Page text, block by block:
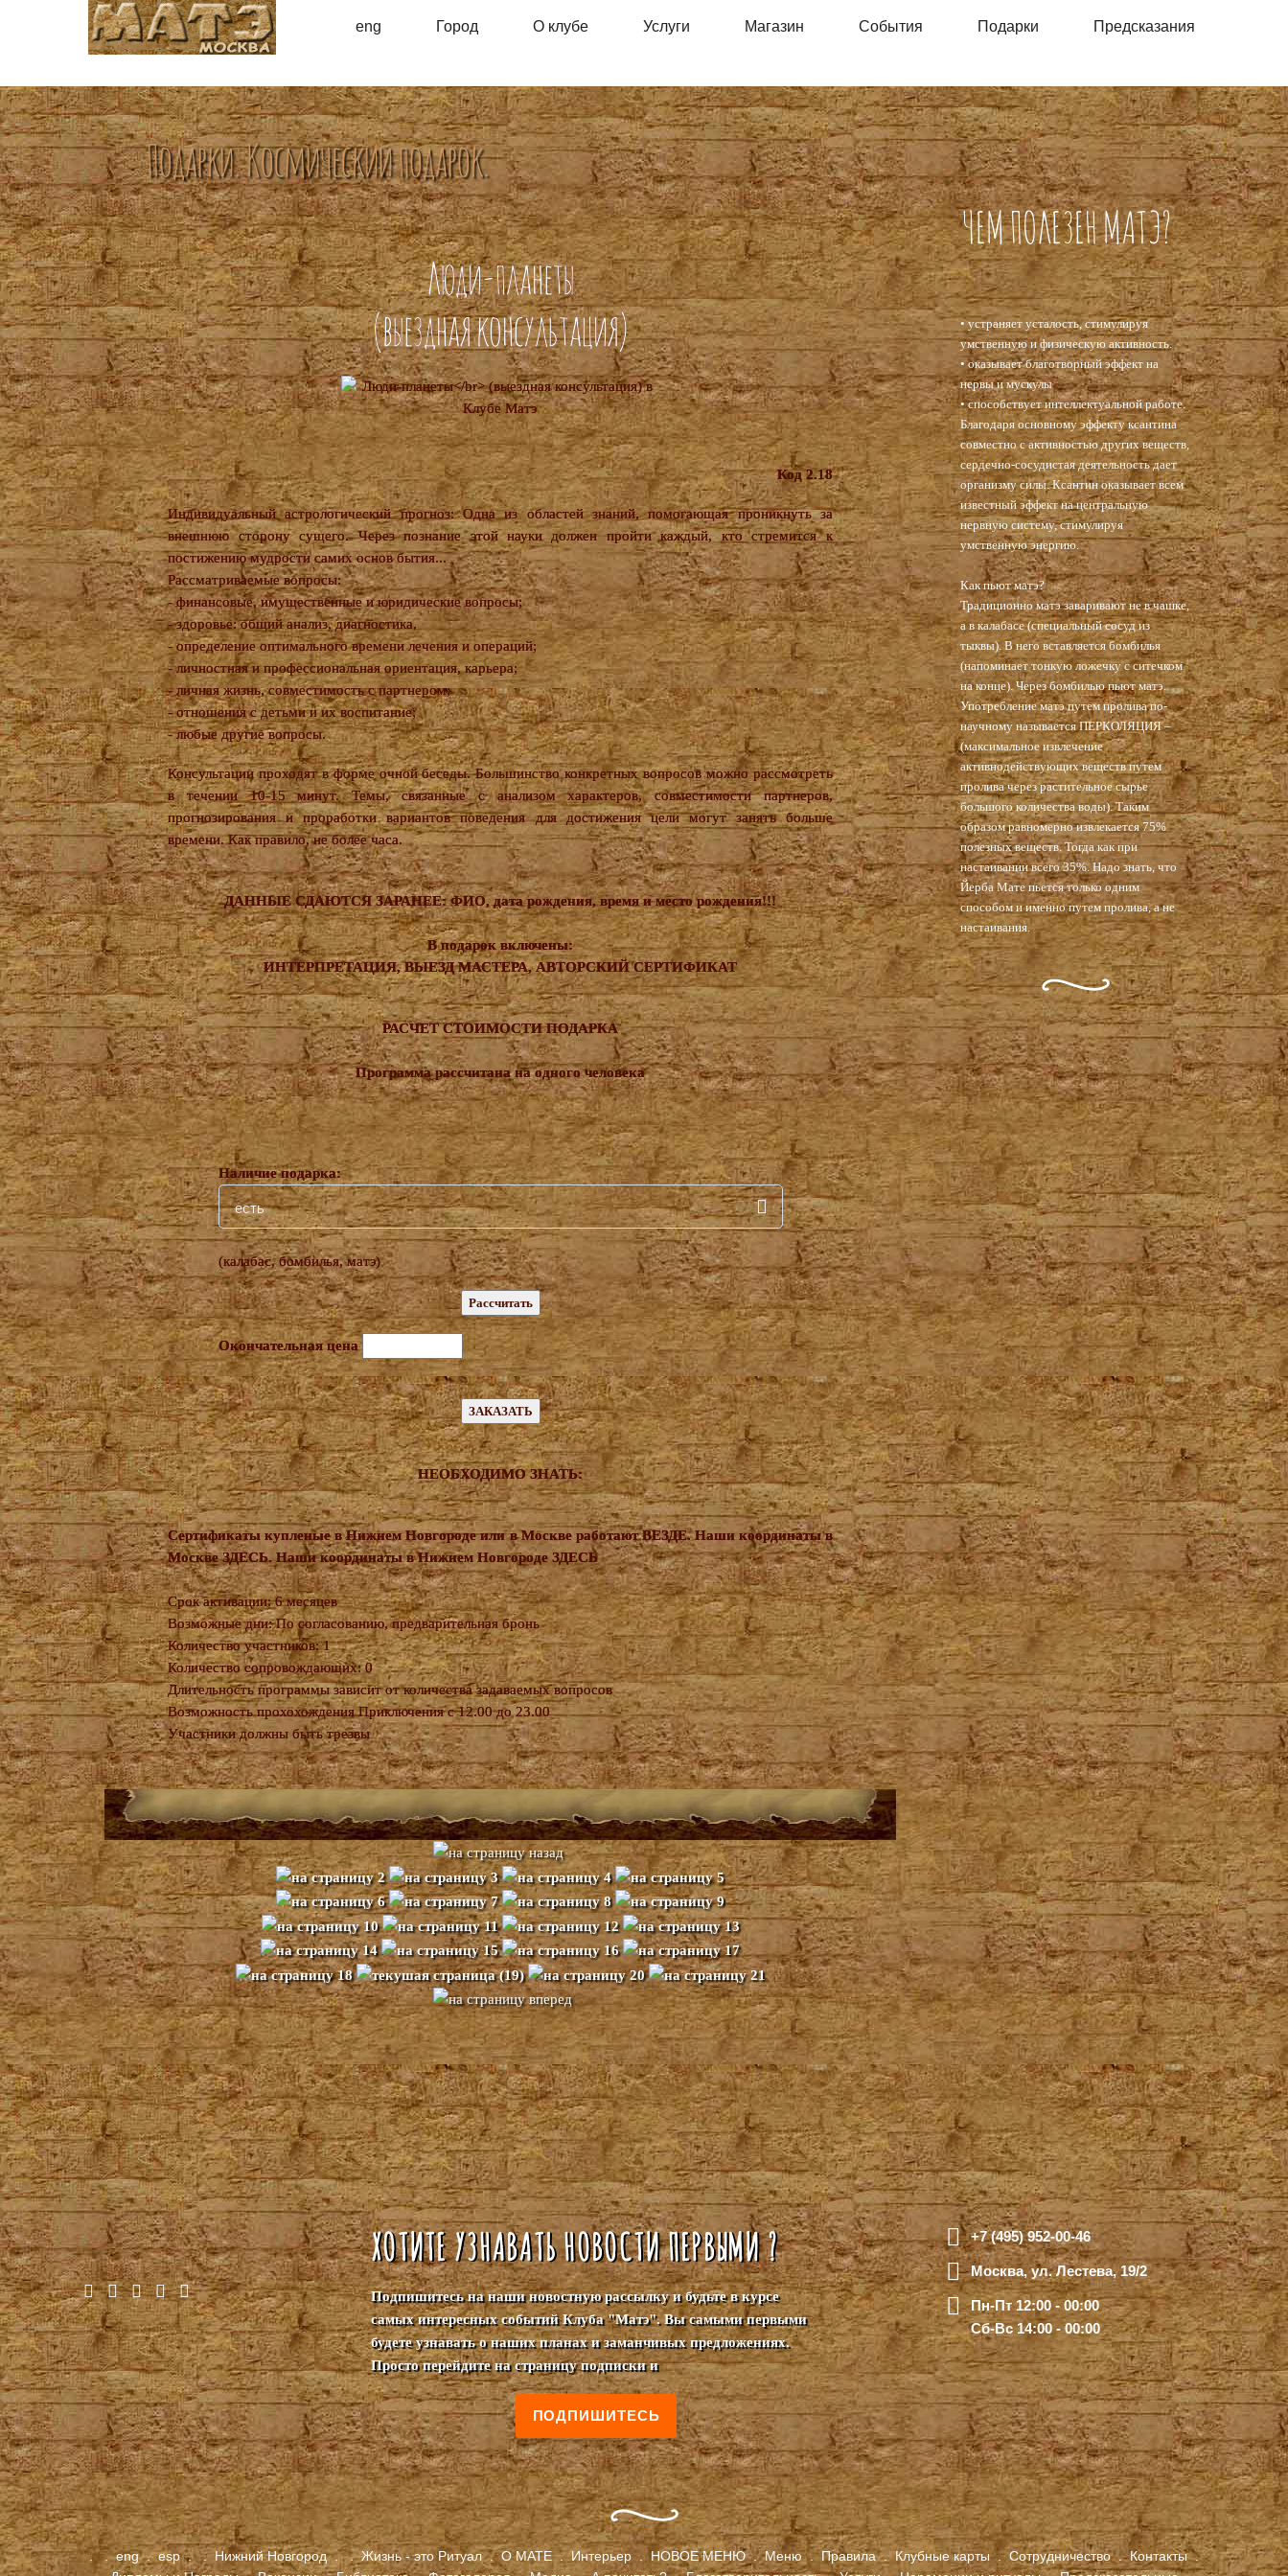
eng Город О клубе Услуги Магазин События Подарки Предсказания
Подарки. Космический подарок.
Люди-планеты
(выездная консультация)
Код 2.18
Индивидуальный астрологический прогноз: Одна из областей знаний, помогающая проникнуть за
внешнюю сторону сущего. Через познание этой науки должен пройти каждый, кто стремится к
постижению мудрости самих основ бытия...
Рассматриваемые вопросы:
- финансовые, имущественные и юридические вопросы;
- здоровье: общий анализ, диагностика,
- определение оптимального времени лечения и операций;
- личностная и профессиональная ориентация, карьера;
- личная жизнь, совместимость с партнером;
- отношения с детьми и их воспитание;
- любые другие вопросы.
Консультации проходят в форме очной беседы. Большинство конкретных вопросов можно рассмотреть
в течении 10-15 минут. Темы, связанные с анализом характеров, совместимости партнеров,
прогнозирования и проработки вариантов поведения для достижения цели могут занять больше
времени. Как правило, не более часа.
ДАННЫЕ СДАЮТСЯ ЗАРАНЕЕ: ФИО, дата рождения, время и место рождения!!!
В подарок включены:
ИНТЕРПРЕТАЦИЯ, ВЫЕЗД МАСТЕРА, АВТОРСКИЙ СЕРТИФИКАТ
РАСЧЕТ СТОИМОСТИ ПОДАРКА
Программа рассчитана на одного человека
Наличие подарка:
есть
(калабас, бомбилья, матэ)
Окончательная цена
НЕОБХОДИМО ЗНАТЬ:
Сертификаты купленые в Нижнем Новгороде или в Москве работают ВЕЗДЕ. Наши координаты в
МосквеЗДЕСЬ. Наши координаты в Нижнем НовгородеЗДЕСЬ
Срок активации: 6 месяцев
Возможные дни: По согласованию, предварительная бронь
Количество участников: 1
Количество сопровождающих: 0
Длительность программы зависит от количества задаваемых вопросов
Возможность прохохождения Приключения с 12.00 до 23.00
Участники должны быть трезвы
ЧЕМ ПОЛЕЗЕН МАТЭ?
• устраняет усталость, стимулируя
умственную и физическую активность.
• оказывает благотворный эффект на
нервы и мускулы
• способствует интеллектуальной работе.
Благодаря основному эффекту ксантина
совместно с активностью других веществ,
сердечно-сосудистая деятельность дает
организму силы. Ксантин оказывает всем
известный эффект на центральную
нервную систему, стимулируя
умственную энергию.
Как пьют матэ?
Традиционно матэ заваривают не в чашке,
а в калабасе (специальный сосуд из
тыквы). В него вставляется бомбилья
(напоминает тонкую ложечку с ситечком
на конце). Через бомбилью пьют матэ.
Употребление матэ путем пролива по-
научному называется ПЕРКОЛЯЦИЯ –
(максимальное извлечение
активнодействующих веществ путем
пролива через растительное сырье
большого количества воды). Таким
образом равномерно извлекается 75%
полезных веществ. Тогда как при
настаивании всего 35%. Надо знать, что
Йерба Мате пьется только одним
способом и именно путем пролива, а не
настаивания.
ХОТИТЕ УЗНАВАТЬ НОВОСТИ ПЕРВЫМИ ?
Подпишитесь на наши новостную рассылку и будьте в курсе
самых интересных событий Клуба "Матэ". Вы самыми первыми
будете узнавать о наших планах и заманчивых предложениях.
Просто перейдите на страницу подписки и
ПОДПИШИТЕСЬ
+7 (495) 952-00-46
Москва, ул. Лестева, 19/2
Пн-Пт 12:00 - 00:00
Сб-Вс 14:00 - 00:00
. .eng.esp.. Нижний Новгород..Жизнь - это Ритуал.О МАТЕ.Интерьер .НОВОЕ МЕНЮ.Меню. Правила.Клубные карты. Сотрудничество.Контакты.